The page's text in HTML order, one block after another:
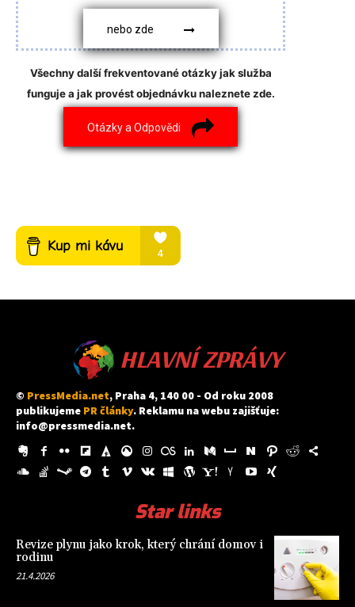
nebo zde
Všechny další frekventované otázky jak služba
funguje a jak provést objednávku naleznete zde.
Otázky a Odpovědi
HLAVNÍ ZPRÁVY
© PressMedia.net, Praha 4, 140 00 - Od roku 2008
publikujeme PR články. Reklamu na webu zajišťuje:
info@pressmedia.net.
Star links
Revize plynu jako krok, který chrání domov i
rodinu
21.4.2026